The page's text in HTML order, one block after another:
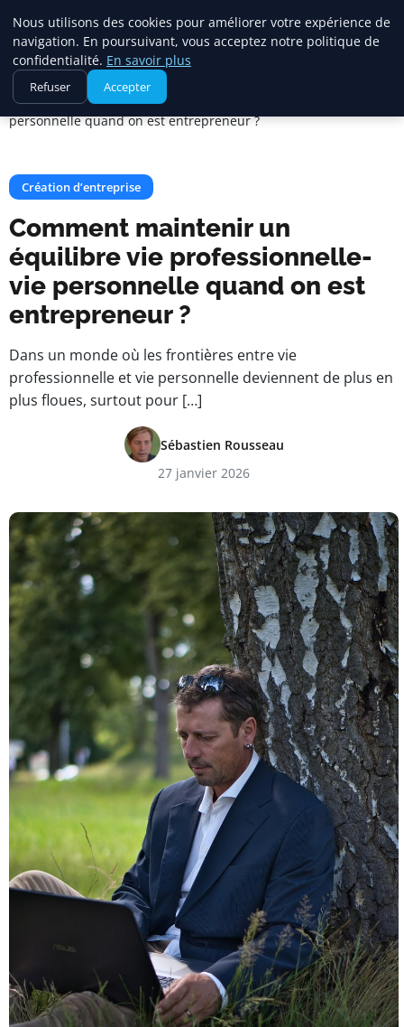
Maadi Gazette
Accueil
Création d’entreprise
Comment maintenir un équilibre vie professionnelle-vie
personnelle quand on est entrepreneur ?
Création d’entreprise
Comment maintenir un
équilibre vie professionnelle-
vie personnelle quand on est
entrepreneur ?
Dans un monde où les frontières entre vie
professionnelle et vie personnelle deviennent de plus en
plus floues, surtout pour […]
Sébastien Rousseau
27 janvier 2026
Nous utilisons des cookies pour améliorer votre expérience de
navigation. En poursuivant, vous acceptez notre politique de
confidentialité. En savoir plus
Refuser Accepter